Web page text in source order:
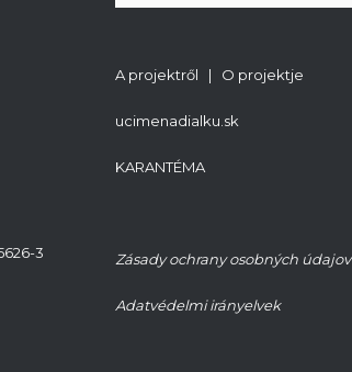
3
A projektről | O projektje
ucimenadialku.sk
KARANTÉMA
Zásady ochrany osobných údajov
Adatvédelmi irányelvek